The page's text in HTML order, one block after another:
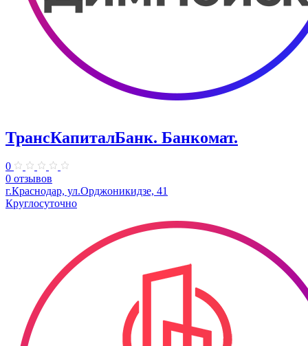
ТрансКапиталБанк. Банкомат.
0
0 отзывов
г.Краснодар, ул.​Орджоникидзе, 41
Круглосуточно